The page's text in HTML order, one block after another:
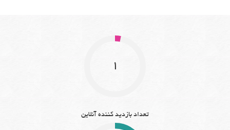
1
تعداد بازدید کننده آنلاین